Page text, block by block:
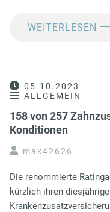
WEITERLESEN
05.10.2023
ALLGEMEIN
158 von 257
Konditionen
mak42626
Die renommierte
kürzlich ihren